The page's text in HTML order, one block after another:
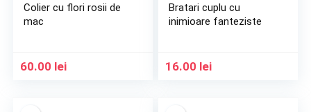
Colier cu flori rosii de
mac
60.00 lei
Bratari cuplu cu
inimioare fanteziste
16.00 lei